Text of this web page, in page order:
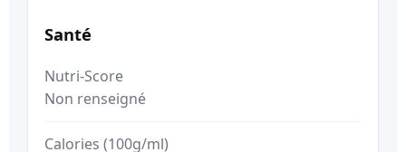
Santé
Nutri-Score
Non renseigné
Calories (100g/ml)